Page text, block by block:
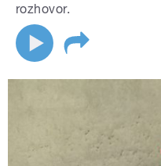
rozhovor.